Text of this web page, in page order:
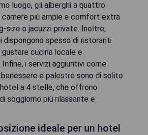
luogo, gli alberghi a quattro
più ampie e comfort extra
size o jacuzzi private. Inoltre,
dispongono spesso di ristoranti
cucina locale e
Infine, i servizi aggiuntivi come
e palestre sono di solito
a 4 stelle, che offrono
soggiorno più rilassante e
ideale per un hotel